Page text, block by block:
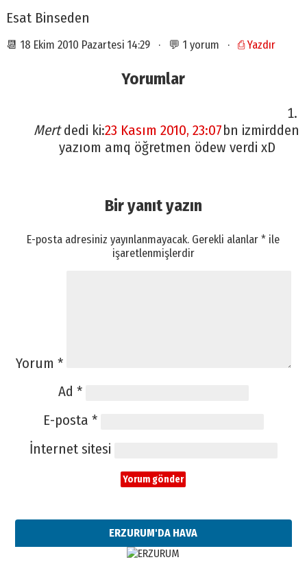
Esat Binseden
📆 18 Ekim 2010 Pazartesi 14:29 · 💬 1 yorum · ⎙ Yazdır
Yorumlar
Mert dedi ki:23 Kasım 2010, 23:07bn izmirdden
yazıom amq öğretmen ödew verdi xD
Bir yanıt yazın
E-posta adresiniz yayınlanmayacak. Gerekli alanlar* ile
işaretlenmişlerdir
Yorum *
Ad *
E-posta *
İnternet sitesi
ERZURUM'DA HAVA